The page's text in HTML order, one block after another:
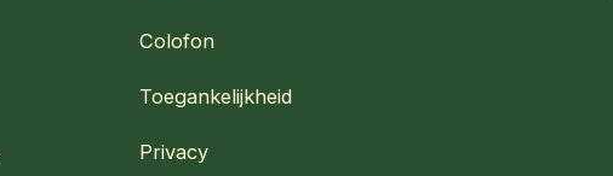
Colofon
Toegankelijkheid
Privacy